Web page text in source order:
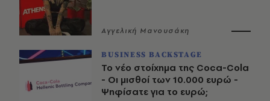
Αγγελική Μανουσάκη
BUSINESS BACKSTAGE
Το νέο στοίχημα της Coca-Cola
- Οι μισθοί των 10.000 ευρώ -
Ψηφίσατε για το ευρώ;